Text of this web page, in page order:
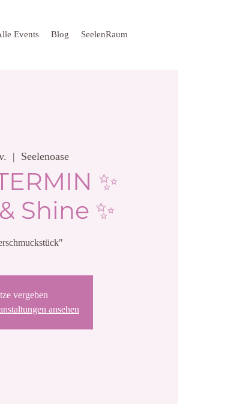
Events Blog SeelenRaum
  |
Seelenoase
✨
Shine ✨
vergeben
ansehen